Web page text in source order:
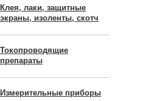
Клея, лаки, защитные
экраны, изоленты, скотч
Токопроводящие
препараты
Измерительные приборы